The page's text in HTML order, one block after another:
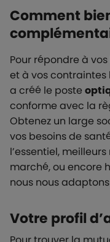
Comment
Pour répondre à
et à vos
a créé le poste
conforme avec la
Obtenez un large
vos besoins de
l’essentiel,
marché, ou encore
nous nous
Votre profil